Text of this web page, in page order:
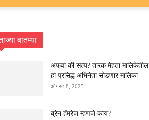
बातम्या
अफवा की सत्य? तारक मेहता मालिकेतील
हा प्रसिद्ध अभिनेता सोडणार मालिका
ऑगस्ट 8, 2025
ब्रेन हॅमरेज म्हणजे काय?